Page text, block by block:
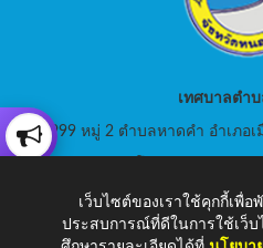
เทศบาลตำ
999 หมู่ 2 ตำบลหาดคำ อำเภอ
E-Mail:
เว็บไซต์ของเราใช้คุกกี้เพื่
ประสบการณ์ที่ดีในการใช้เว็